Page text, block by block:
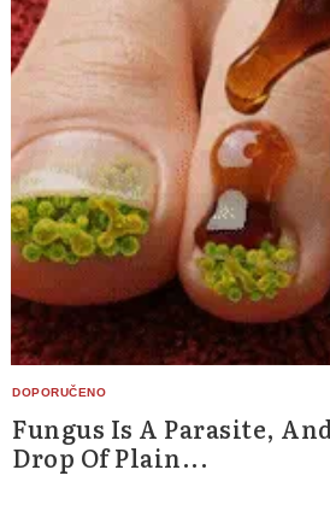
Fungus Is A Parasite,
Drop Of Plain...